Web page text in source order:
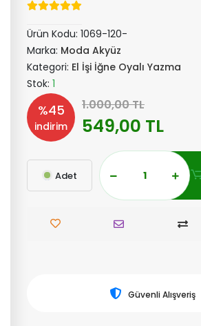
Ürün Kodu: 1069-120-
Marka: Moda Akyüz
Kategori: El İşi İğne Oyalı Yazma
Stok: 1
%45
indirim
1.000,00 TL
549,00 TL
Adet
Güvenli Alışveriş